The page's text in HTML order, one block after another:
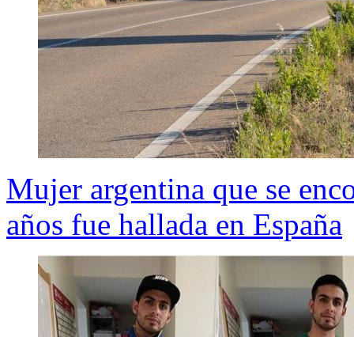
Mujer argentina que se
años fue hallada en España